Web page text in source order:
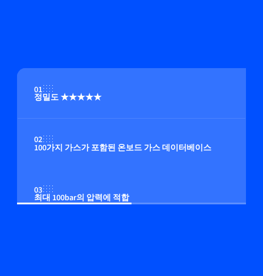
01
정밀도 ★★★★★
02
100가지 가스가 포함된 온보드 가스 데이터베이스
03
최대 100bar의 압력에 적합